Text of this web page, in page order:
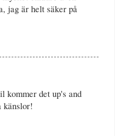
jag är helt säker på
kommer det up's and
känslor!